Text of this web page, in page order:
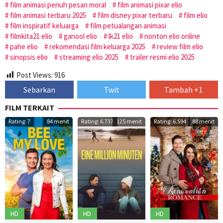
film animasi penuh pesan moral
film animasi pixar elio
film animasi terbaru 2025
film disney pixar terbaru
film elio
film inspiratif keluarga
film petualangan animasi
filmkita21 elio
ganool elio lk21 elio
nonton elio online
pahe elio
rekomendasi film keluarga 2025
review film elio
sinopsis elio
streaming elio 2025
trailer resmi elio 2025
Post Views: 916
Sebarkan Twit
Tambah +1
FILM TERKAIT
Rating: 7 84 menit
HD
Rating: 6.737 125 menit
HD
Rating: 6.594 88 menit
HD